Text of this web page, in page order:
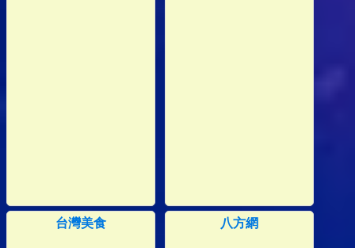
台灣美食 八方網